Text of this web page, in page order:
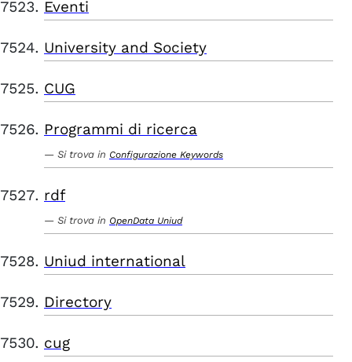
Eventi
University and Society
CUG
Programmi di ricerca
Si trova in Configurazione Keywords
rdf
Si trova in OpenData Uniud
Uniud international
Directory
cug